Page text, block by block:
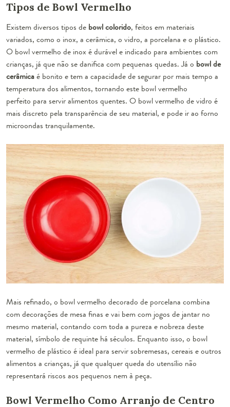
Tipos de Bowl Vermelho
Existem diversos tipos de bowl colorido, feitos em materiais
variados, como o inox, a cerâmica, o vidro, a porcelana e o plástico.
O bowl vermelho de inox é durável e indicado para ambientes com
crianças, já que não se danifica com pequenas quedas. Já o bowl de
cerâmicaé bonito e tem a capacidade de segurar por mais tempo a
temperatura dos alimentos, tornando este bowl vermelho
perfeito para servir alimentos quentes. O bowl vermelho de vidro é
mais discreto pela transparência de seu material, e pode ir ao forno
microondas tranquilamente.
Mais refinado, o bowl vermelho decorado de porcelana combina
com decorações de mesa finas e vai bem com jogos de jantar no
mesmo material, contando com toda a pureza e nobreza deste
material, símbolo de requinte há séculos. Enquanto isso, o bowl
vermelho de plástico é ideal para servir sobremesas, cereais e outros
alimentos a crianças, já que qualquer queda do utensílio não
representará riscos aos pequenos nem à peça.
Bowl Vermelho Como Arranjo de Centro